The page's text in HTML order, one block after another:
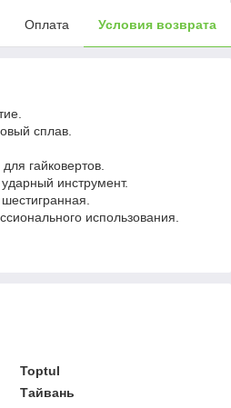
Оплата Условия возврата
сплав.
гайковертов.
инструмент.
использования.
Toptul
Тайвань